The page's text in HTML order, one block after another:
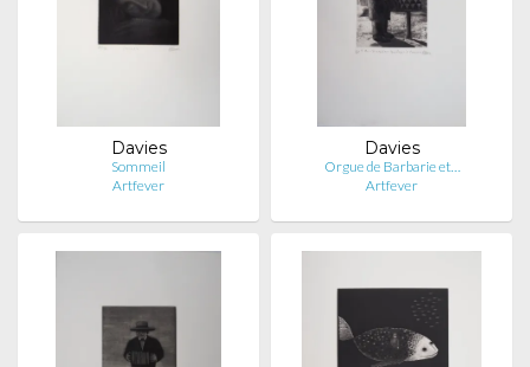
Davies
Sommeil
Artfever
Davies
Orgue de Barbarie et…
Artfever